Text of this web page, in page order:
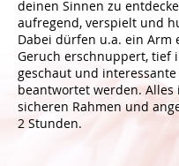
deinen Sinnen zu
aufregend, verspielt und
Dabei dürfen u.a. ein Arm
Geruch erschnuppert, tief
geschaut und interessante
beantwortet werden. Alles
sicheren Rahmen und
2 Stunden.